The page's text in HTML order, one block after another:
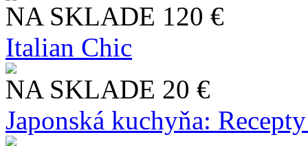
NA SKLADE 120 €
Italian Chic
NA SKLADE 20 €
Japonská kuchyňa: